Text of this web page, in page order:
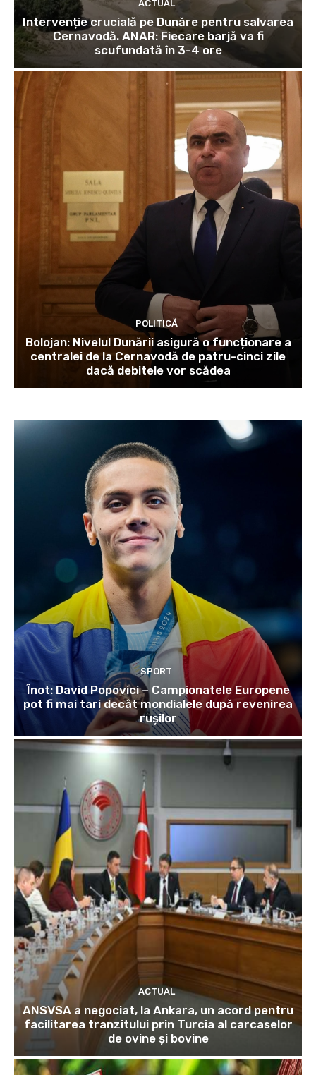
ACTUAL
Intervenție crucială pe Dunăre pentru salvarea
Cernavodă. ANAR: Fiecare barjă va fi
scufundată în 3-4 ore
POLITICĂ
Bolojan: Nivelul Dunării asigură o funcționare a
centralei de la Cernavodă de patru-cinci zile
dacă debitele vor scădea
SPORT
Înot: David Popovici – Campionatele Europene
pot fi mai tari decât mondialele după revenirea
rușilor
ACTUAL
ANSVSA a negociat, la Ankara, un acord pentru
facilitarea tranzitului prin Turcia al carcaselor
de ovine și bovine